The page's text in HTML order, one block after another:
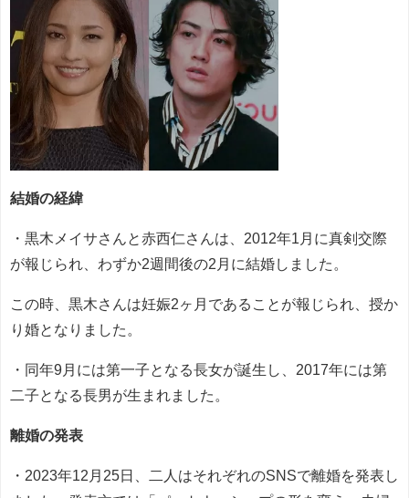
結婚の経緯
・黒木メイサさんと赤西仁さんは、2012年1月に真剣交際
が報じられ、わずか2週間後の2月に結婚しました。
この時、黒木さんは妊娠2ヶ月であることが報じられ、授か
り婚となりました。
・同年9月には第一子となる長女が誕生し、2017年には第
二子となる長男が生まれました。
離婚の発表
・2023年12月25日、二人はそれぞれのSNSで離婚を発表し